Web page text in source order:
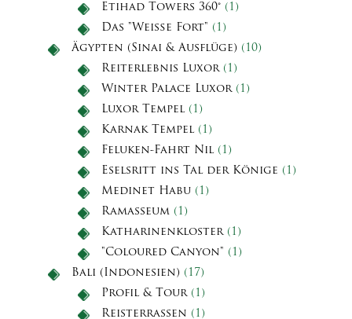
Etihad Towers 360° (1)
Das "Weiße Fort" (1)
Ägypten (Sinai & Ausflüge) (10)
Reiterlebnis Luxor(1)
Winter Palace Luxor(1)
Luxor Tempel (1)
Karnak Tempel (1)
Feluken-Fahrt Nil (1)
Eselsritt ins Tal der Könige (1)
Medinet Habu (1)
Ramasseum (1)
Katharinenkloster(1)
"Coloured Canyon" (1)
Bali (Indonesien) (17)
Profil & Tour(1)
Reisterrassen (1)